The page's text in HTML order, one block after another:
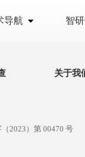
导航 智
关于我
2023）第 00470 号